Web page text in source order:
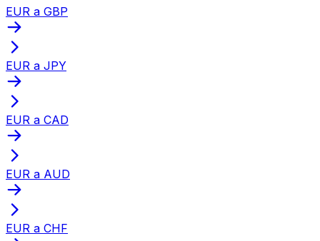
EUR a GBP
EUR a JPY
EUR a CAD
EUR a AUD
EUR a CHF